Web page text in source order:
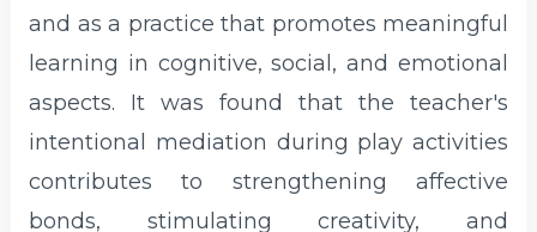
and as a practice that promotes meaningful
learning in cognitive, social, and emotional
aspects. It was found that the teacher's
intentional mediation during play activities
contributes to strengthening affective
bonds, stimulating creativity, and